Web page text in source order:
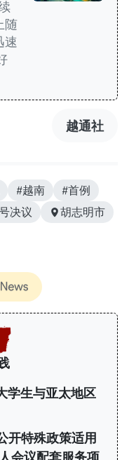
随
速
越通社
#越南
#首例
决议 胡志明市
学生与亚太地区
开特殊政策适用